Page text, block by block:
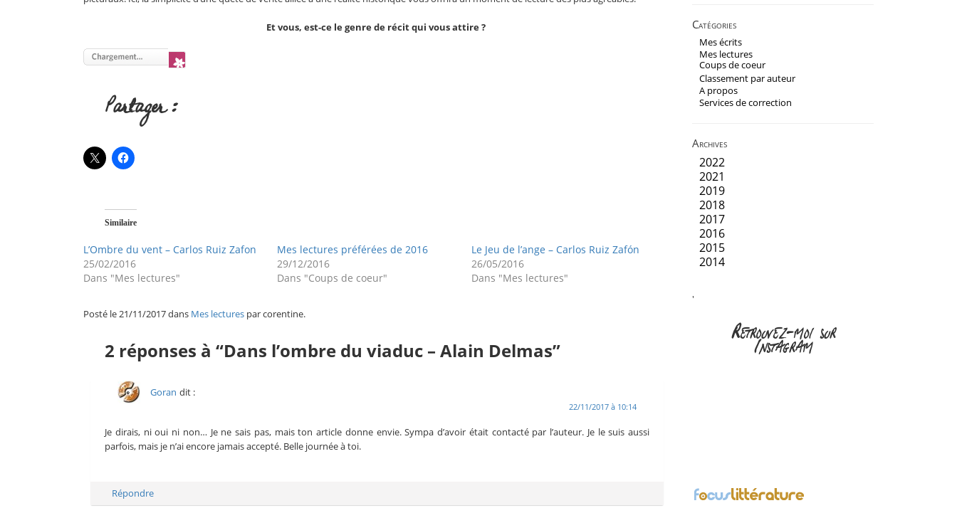
Et vous, est-ce le genre de récit qui vous attire ?
Partager :
Similaire
L’Ombre du vent – Carlos Ruiz Zafon
25/02/2016
Dans "Mes lectures"
Mes lectures préférées de 2016
29/12/2016
Dans "Coups de coeur"
Le Jeu de l’ange – Carlos Ruiz Zafón
26/05/2016
Dans "Mes lectures"
Posté le 21/11/2017 dans Mes lectures par corentine.
2 réponses à “Dans l’ombre du viaduc – Alain Delmas”
Goran dit :
22/11/2017 à 10:14
Je dirais, ni oui ni non… Je ne sais pas, mais ton article donne envie. Sympa d’avoir était contacté par l’auteur. Je le suis aussi
parfois, mais je n’ai encore jamais accepté. Belle journée à toi.
Répondre
Catégories
Mes écrits
Mes lectures
Coups de coeur
Classement par auteur
A propos
Services de correction
Archives
2022
2021
2019
2018
2017
2016
2015
2014
'
Retrouvez-moi sur
Instagram